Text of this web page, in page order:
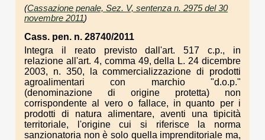
(Cassazione penale, Sez. V, sentenza n. 2975 del 30
novembre 2011)
Cass. pen. n. 28740/2011
Integra il reato previsto dall'art. 517 c.p., in
relazione all'art. 4, comma 49, della L. 24 dicembre
2003, n. 350, la commercializzazione di prodotti
agroalimentari con marchio "d.o.p."
(denominazione di origine protetta) non
corrispondente al vero o fallace, in quanto per i
prodotti di natura alimentare, aventi una tipicità
territoriale, l'origine cui si riferisce la norma
sanzionatoria non è solo quella imprenditoriale ma,